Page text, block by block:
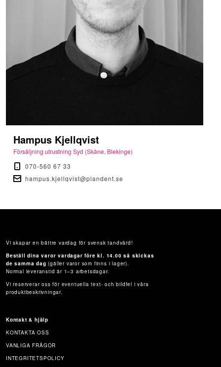
Hampus Kjellqvist
Försäljning utrustning Syd (Skåne, Blekinge)
070-560 67 33
hampus.kjellqvist@plandent.se
Vi skapar en bättre vardag för svensk tandvård!
Beställ dina varor vardagar före kl. 14.00 så skickas
de samma dag(gäller varor som finns i lager).
Normal leveranstid är 1–3 arbetsdagar.
Vi reserverar oss för eventuella text- och bildfel i våra
produktbeskrivningar.
Kontakt & hjälp
KONTAKTA OSS
VANLIGA FRÅGOR
INTEGRITETSPOLICY